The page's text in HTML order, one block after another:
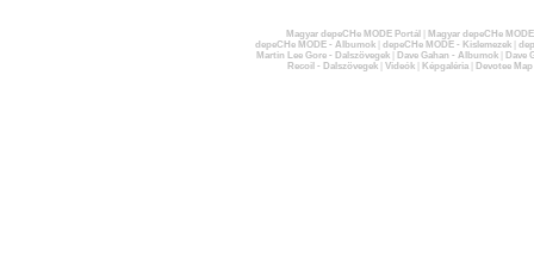
Magyar depeCHe MODE Portál
Magyar depeCHe
depeCHe MODE - Albumok| depeCHe MODE - Kislemezek|
Martin Lee Gore - Dalszövegek| Dave Gahan - Albumok|
Dave
Recoil - Dalszövegek| Videók| Képgaléria| Devotee Map